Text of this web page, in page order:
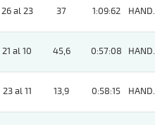
26 al 23 37 1:09:62 HAND.
21 al 10 45,6 0:57:08 HAND.
23 al 11 13,9 0:58:15 HAND.